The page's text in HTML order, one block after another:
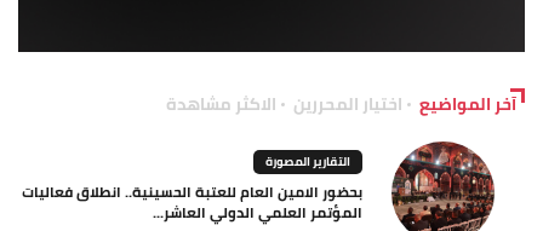
آخر المواضيع اختيار المحررين الاكثر مشاهدة
التقارير المصورة
بحضور الامين العام للعتبة الحسينية.. انطلاق فعاليات
المؤتمر العلمي الدولي العاشر...